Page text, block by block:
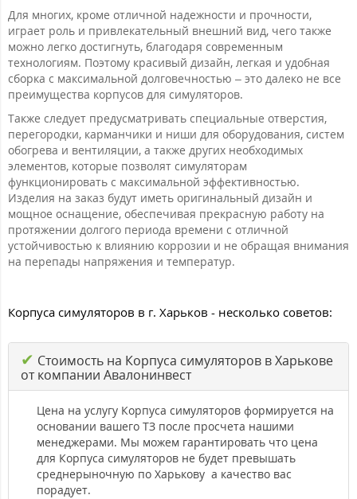
Для многих, кроме отличной надежности и прочности,
играет роль и привлекательный внешний вид, чего также
можно легко достигнуть, благодаря современным
технологиям. Поэтому красивый дизайн, легкая и удобная
сборка с максимальной долговечностью – это далеко не все
преимущества корпусов для симуляторов.
Также следует предусматривать специальные отверстия,
перегородки, карманчики и ниши для оборудования, систем
обогрева и вентиляции, а также других необходимых
элементов, которые позволят симуляторам
функционировать с максимальной эффективностью.
Изделия на заказ будут иметь оригинальный дизайн и
мощное оснащение, обеспечивая прекрасную работу на
протяжении долгого периода времени с отличной
устойчивостью к влиянию коррозии и не обращая внимания
на перепады напряжения и температур.
Корпуса симуляторов в г. Харьков - несколько советов:
✔ Стоимость на Корпуса симуляторов в Харькове
от компании Авалонинвест
Цена на услугу Корпуса симуляторов формируется на
основании вашего ТЗ после просчета нашими
менеджерами. Мы можем гарантировать что цена
для Корпуса симуляторов не будет превышать
среднерыночную по Харькову а качество вас
порадует.